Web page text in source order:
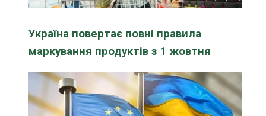
Україна повертає повні правила
маркування продуктів з 1 жовтня